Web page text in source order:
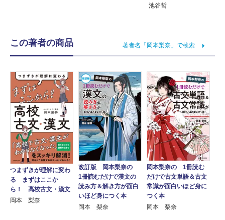
池谷哲
この著者の商品 著者名「岡本梨奈」で検索
つまずきが理解に変わ
る まずはここか
ら！ 高校古文・漢文
岡本 梨奈
改訂版 岡本梨奈の
1冊読むだけで漢文の
読み方＆解き方が面白
いほど身につく本
岡本 梨奈
岡本梨奈の 1冊読む
だけで古文単語＆古文
常識が面白いほど身に
つく本
岡本 梨奈